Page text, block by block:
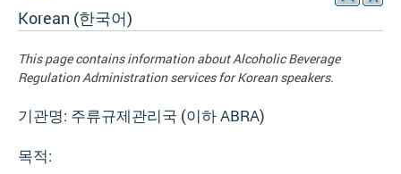
Korean (한국어)
This page contains information aboutAlcoholic Beverage
Regulation Administrationservices for Korean speakers.
기관명: 주류규제관리국 (이하 ABRA)
목적: